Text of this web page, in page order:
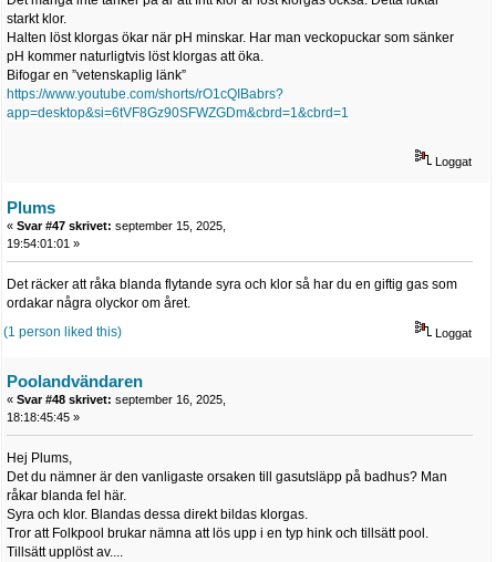
starkt klor.
Halten löst klorgas ökar när pH minskar. Har man veckopuckar som sänker
pH kommer naturligtvis löst klorgas att öka.
Bifogar en ”vetenskaplig länk”
https://www.youtube.com/shorts/rO1cQIBabrs?
app=desktop&si=6tVF8Gz90SFWZGDm&cbrd=1&cbrd=1
Loggat
Plums
« Svar #47 skrivet: september 15, 2025,
19:54:01:01 »
Det räcker att råka blanda flytande syra och klor så har du en giftig gas som
ordakar några olyckor om året.
Loggat
(1 person liked this)
Poolandvändaren
« Svar #48 skrivet: september 16, 2025,
18:18:45:45 »
Hej Plums,
Det du nämner är den vanligaste orsaken till gasutsläpp på badhus? Man
råkar blanda fel här.
Syra och klor. Blandas dessa direkt bildas klorgas.
Tror att Folkpool brukar nämna att lös upp i en typ hink och tillsätt pool.
Tillsätt upplöst av....